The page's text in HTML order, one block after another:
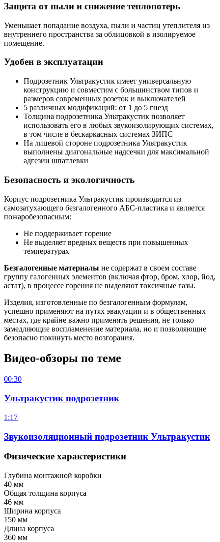
Защита от пыли и снижение теплопотерь
Уменьшает попадание воздуха, пыли и частиц утеплителя из
внутреннего пространства за облицовкой в изолируемое
помещение.
Удобен в эксплуатации
Подрозетник Ультракустик имеет универсальную
конструкцию и совместим с большинством типов и
размеров современных розеток и выключателей
5 различных модификаций: от 1 до 5 гнезд
Толщина подрозетника Ультракустик позволяет
использовать его в любых звукоизолирующих системах,
в том числе в бескаркасных системах ЗИПС
На лицевой стороне подрозетника Ультракустик
выполнены диагональные надсечки для максимальной
адгезии шпатлевки
Безопасность и экологичность
Корпус подрозетника Ультракустик производится из
самозатухающего безгалогенного АБС-пластика и является
пожаробезопасным:
Не поддерживает горение
Не выделяет вредных веществ при повышенных
температурах
Безгалогенные материалы не содержат в своем составе
группу галогенных элементов (включая фтор, бром, хлор, йод,
астат), в процессе горения не выделяют токсичные газы.
Изделия, изготовленные по безгалогенным формулам,
успешно применяют на путях эвакуации и в общественных
местах, где крайне важно применять решения, не только
замедляющие воспламенение материала, но и позволяющие
безопасно покинуть место возгорания.
Видео-обзоры по теме
00:30
Ультракустик подрозетник
1:17
Звукоизоляционный подрозетник Ультракустик
Физические характеристики
Глубина монтажной коробки
40 мм
Общая толщина корпуса
46 мм
Ширина корпуса
150 мм
Длина корпуса
360 мм